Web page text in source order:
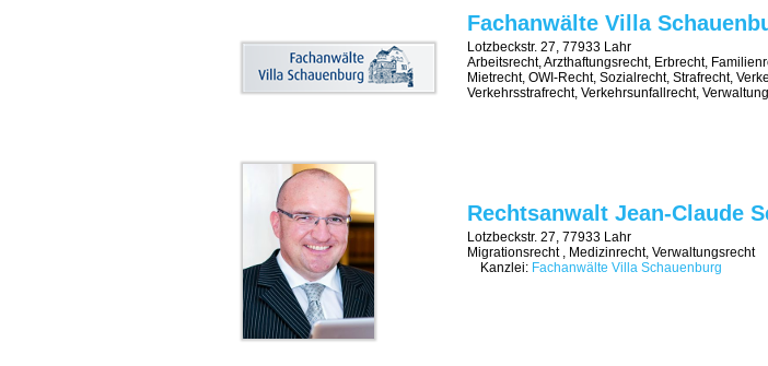
Fachanwälte Villa
Lotzbeckstr. 27, 77933 Lahr
Arbeitsrecht, Arzthaftungsrecht, Erbrecht,
Mietrecht, OWI-Recht, Sozialrecht, Strafrecht,
Verkehrsstrafrecht, Verkehrsunfallrecht,
Rechtsanwalt Jean-Claude
Lotzbeckstr. 27, 77933 Lahr
Migrationsrecht , Medizinrecht, Verwaltungsrecht
Kanzlei: Fachanwälte Villa Schauenburg